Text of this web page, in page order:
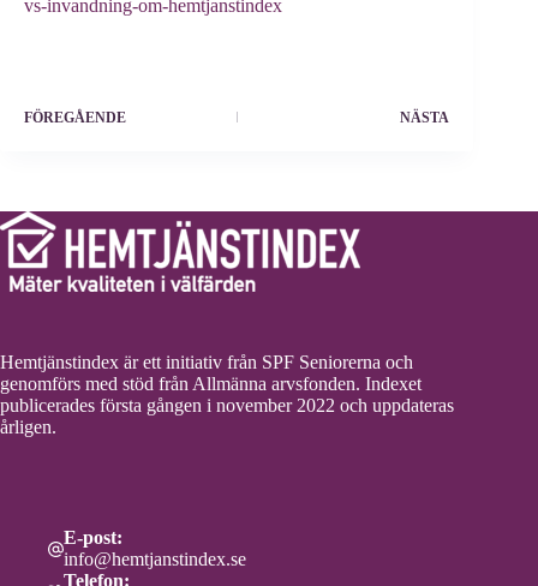
vs-invandning-om-hemtjanstindex
FÖREGÅENDE NÄSTA
Hemtjänstindex är ett initiativ från SPF Seniorerna och
genomförs med stöd från Allmänna arvsfonden. Indexet
publicerades första gången i november 2022 och uppdateras
årligen.
E-post:
info@hemtjanstindex.se
Telefon: